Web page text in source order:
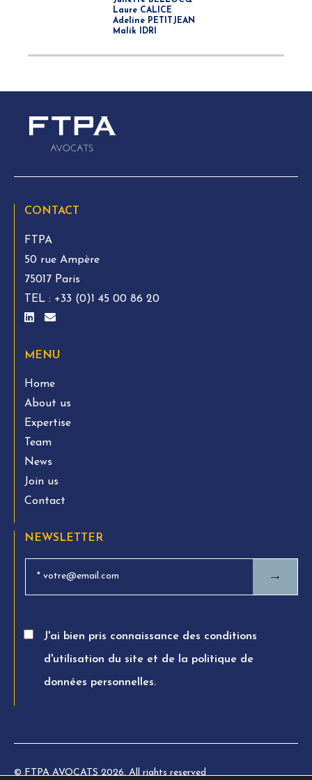
Laure CALICE
Adeline PETITJEAN
Malik IDRI
CONTACT
FTPA
50 rue Ampère
75017 Paris
TEL : +33 (0)1 45 00 86 20
MENU
Home
About us
Expertise
Team
News
Join us
Contact
NEWSLETTER
→
J'ai bien pris connaissance des conditions
d'utilisation du site et de la politique de
données personnelles.
© FTPA AVOCATS 2026. All rights reserved